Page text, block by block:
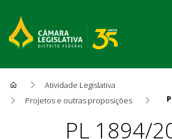
Atividade Legislativa
Projetos e outras proposições
ProposiçãoPL 1894/